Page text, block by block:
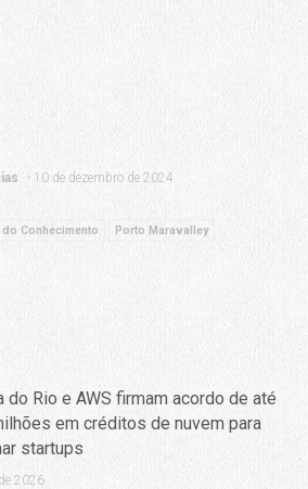
10 de dezembro de 2024
Conhecimento Porto Maravalley
do Rio e AWS firmam acordo de até
em créditos de nuvem para
startups
2026